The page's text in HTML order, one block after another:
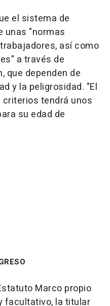
el sistema de
unas "normas
así como
a través de
que dependen de
y la peligrosidad. "El
tendrá unos
su edad de
Marco propio
facultativo, la titular